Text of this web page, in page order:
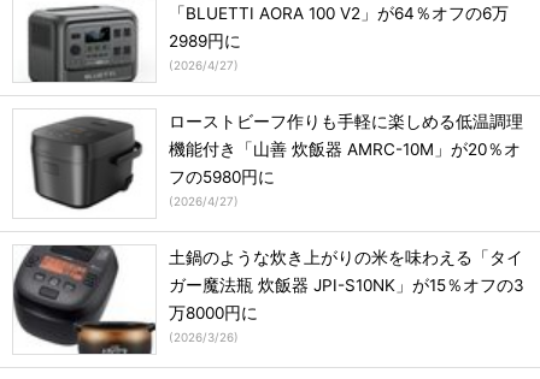
「BLUETTI AORA 100 V2」が64％オフの6万
2989円に
(2026/4/27)
ローストビーフ作りも手軽に楽しめる低温調理
機能付き「山善 炊飯器 AMRC-10M」が20％オ
フの5980円に
(2026/4/27)
土鍋のような炊き上がりの米を味わえる「タイ
ガー魔法瓶 炊飯器 JPI-S10NK」が15％オフの3
万8000円に
(2026/3/26)